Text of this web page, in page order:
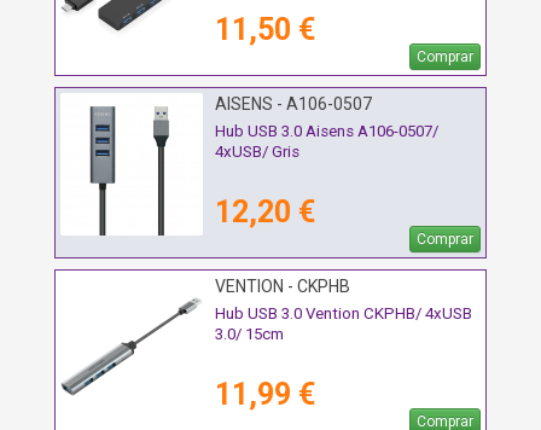
11,50 €
Comprar
AISENS - A106-0507
Hub USB 3.0 Aisens A106-0507/
4xUSB/ Gris
12,20 €
Comprar
VENTION - CKPHB
Hub USB 3.0 Vention CKPHB/ 4xUSB
3.0/ 15cm
11,99 €
Comprar